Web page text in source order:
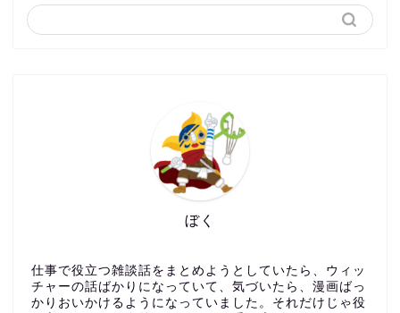
ぼく
仕事で役立つ雑談話をまとめようとしていたら、ウィッ
チャーの話ばかりになっていて、気づいたら、漫画ばっ
かりおいかけるようになっていました。それだけじゃ役